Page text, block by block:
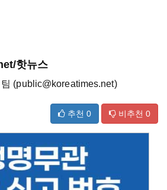
핫뉴스
(public@koreatimes.net)
추천 0 비추천 0